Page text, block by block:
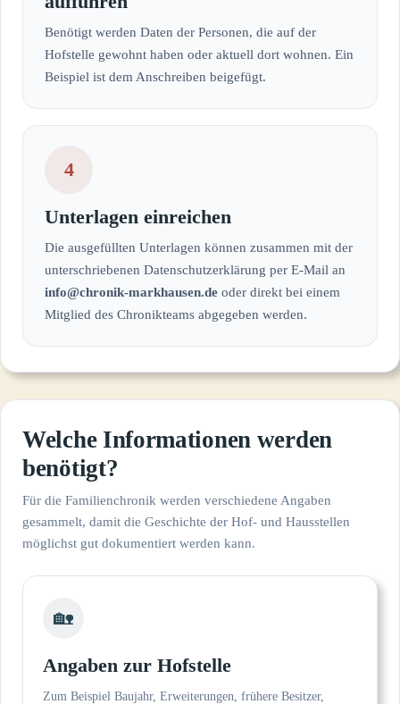
Benötigt werden Daten der Personen, die auf der
Hofstelle gewohnt haben oder aktuell dort wohnen. Ein
Beispiel ist dem Anschreiben beigefügt.
4
Unterlagen einreichen
Die ausgefüllten Unterlagen können zusammen mit der
unterschriebenen Datenschutzerklärung per E-Mail an
info@chronik-markhausen.de oder direkt bei einem
Mitglied des Chronikteams abgegeben werden.
Welche Informationen werden
benötigt?
Für die Familienchronik werden verschiedene Angaben
gesammelt, damit die Geschichte der Hof- und Hausstellen
möglichst gut dokumentiert werden kann.
🏡
Angaben zur Hofstelle
Zum Beispiel Baujahr, Erweiterungen, frühere Besitzer,